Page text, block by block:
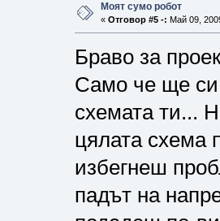
Моят сумо робот
« Отговор #5 -: Май 09,
Браво за
Само че ще си
схемата ти...
цялата схема
избегнеш
падът на